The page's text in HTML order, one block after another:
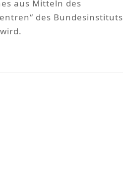
aus Mitteln des
des Bundesinstituts